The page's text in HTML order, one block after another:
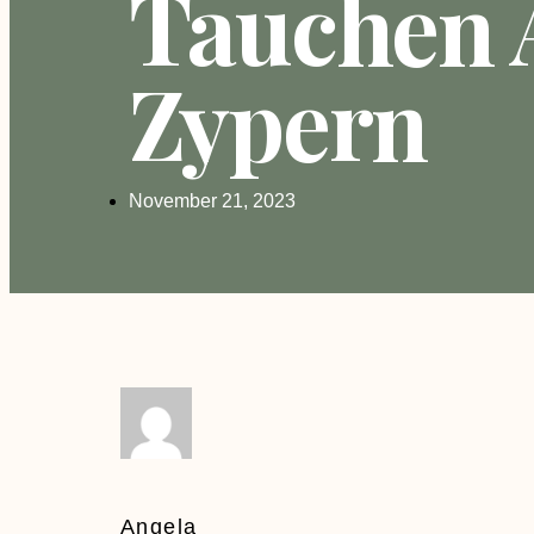
Zypern
November 21, 2023
Angela